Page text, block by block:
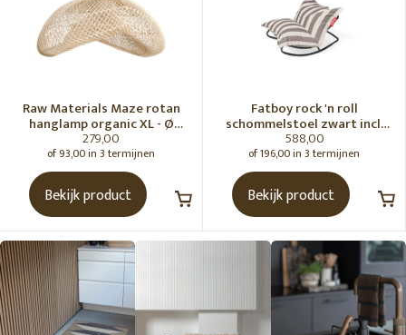
Raw Materials Maze rotan
hanglamp organic XL - Ø
75x31 cm
279,00
of 93,00 in 3 termijnen
Bekijk product
Fatboy rock 'n roll
schommelstoel zwart incl.
original Outdoor zitzak
Stripe Cacao
588,00
of 196,00 in 3 termijnen
Bekijk product